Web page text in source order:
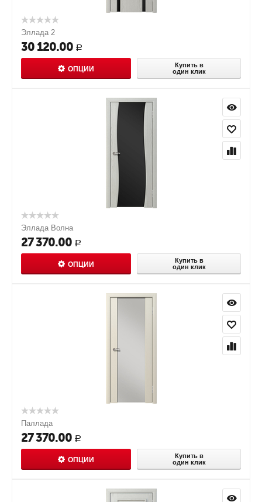
Эллада 2
30 120.00 Р
ОПЦИИ
Купить в
один клик
Эллада Волна
27 370.00 Р
ОПЦИИ
Купить в
один клик
Паллада
27 370.00 Р
ОПЦИИ
Купить в
один клик